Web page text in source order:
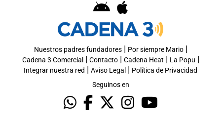
Nuestros padres fundadores| Por siempre Mario|
Cadena 3 Comercial | Contacto| Cadena Heat | La Popu |
Integrar nuestra red | Aviso Legal | Política de Privacidad
Seguinos en